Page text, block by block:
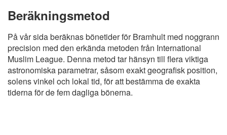
Beräkningsmetod
På vår sida beräknas bönetider för Bramhult med noggrann
precision med den erkända metoden från International
Muslim League. Denna metod tar hänsyn till flera viktiga
astronomiska parametrar, såsom exakt geografisk position,
solens vinkel och lokal tid, för att bestämma de exakta
tiderna för de fem dagliga bönerna.